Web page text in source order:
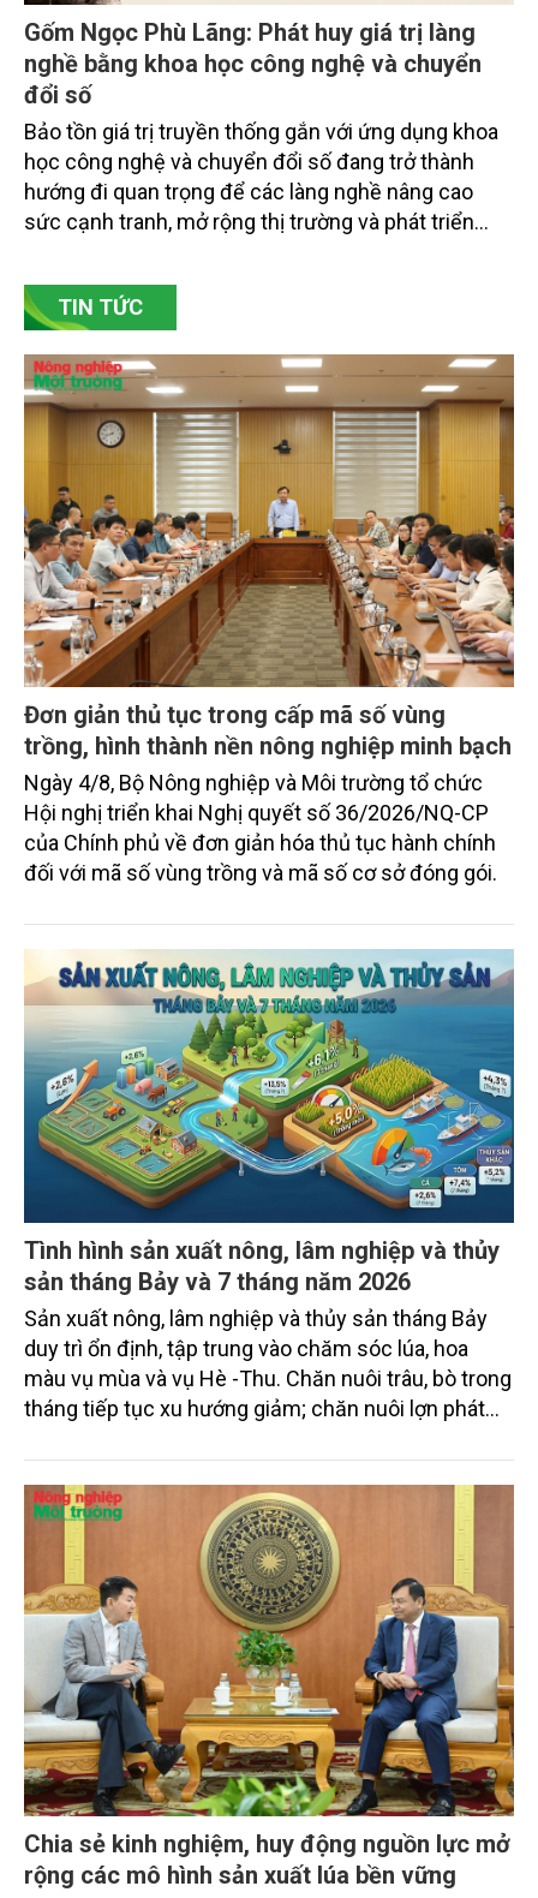
Gốm Ngọc Phù Lãng: Phát huy giá trị làng
nghề bằng khoa học công nghệ và chuyển
đổi số
Bảo tồn giá trị truyền thống gắn với ứng dụng khoa
học công nghệ và chuyển đổi số đang trở thành
hướng đi quan trọng để các làng nghề nâng cao
sức cạnh tranh, mở rộng thị trường và phát triển
Bắc Ninh, nhiều nghệ nhân và cơ sở sản xuất đã
chủ động đổi mới tư duy, đầu tư công nghệ, xây
TIN TỨC
Đơn giản thủ tục trong cấp mã số vùng
trồng, hình thành nền nông nghiệp minh bạch
Ngày 4/8, Bộ Nông nghiệp và Môi trường tổ chức
Hội nghị triển khai Nghị quyết số 36/2026/NQ-CP
của Chính phủ về đơn giản hóa thủ tục hành chính
đối với mã số vùng trồng và mã số cơ sở đóng gói.
Tình hình sản xuất nông, lâm nghiệp và thủy
sản tháng Bảy và 7 tháng năm 2026
Sản xuất nông, lâm nghiệp và thủy sản tháng Bảy
duy trì ổn định, tập trung vào chăm sóc lúa, hoa
màu vụ mùa và vụ Hè -Thu. Chăn nuôi trâu, bò trong
tháng tiếp tục xu hướng giảm; chăn nuôi lợn phát
trưởng khá. Diện tích rừng trồng mới và sản lượng
thủy sản đều tăng nhẹ.
Chia sẻ kinh nghiệm, huy động nguồn lực mở
rộng các mô hình sản xuất lúa bền vững